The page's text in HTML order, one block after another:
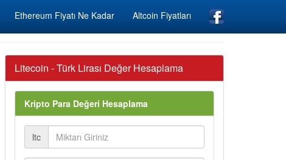
Ethereum Fiyatı Ne Kadar Altcoin Fiyatları
Litecoin - Türk Lirası Değer Hesaplama
Kripto Para Değeri Hesaplama
ltc